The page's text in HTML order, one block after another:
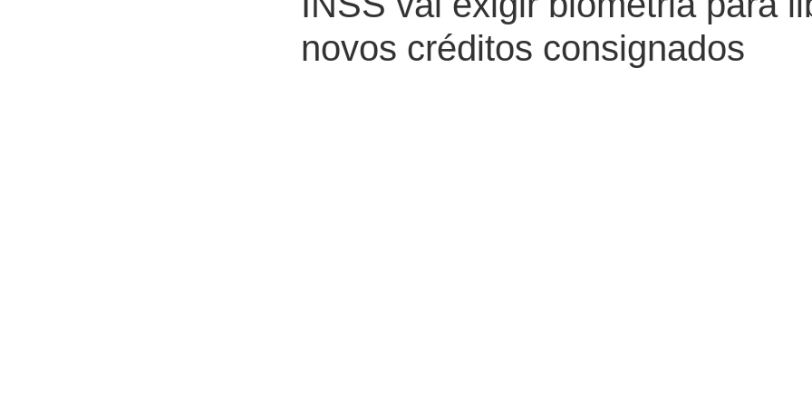
novos créditos consignados